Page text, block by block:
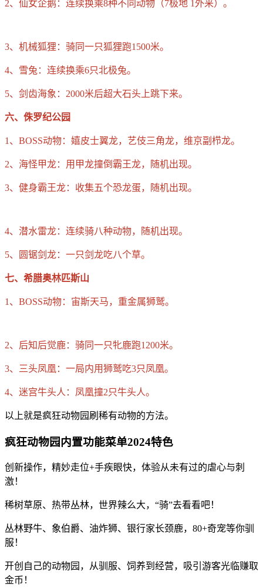
2、仙女企鹅：连续换乘8种不同动物（7极地 1外来）。
3、机械狐狸：骑同一只狐狸跑1500米。
4、雪兔：连续换乘6只北极兔。
5、剑齿海象：2000米后超大石头上跳下来。
六、侏罗纪公园
1、BOSS动物：嬉皮士翼龙，艺伎三角龙，维京副栉龙。
2、海怪甲龙：用甲龙撞倒霸王龙，随机出现。
3、健身霸王龙：收集五个恐龙蛋，随机出现。
4、潜水雷龙：连续骑八种动物，随机出现。
5、圆锯剑龙：一只剑龙吃八个草。
七、希腊奥林匹斯山
1、BOSS动物：宙斯天马，重金属狮鹫。
2、后知后觉鹿：骑同一只牝鹿跑1200米。
3、三头凤凰：一局内用狮鹫吃3只凤凰。
4、迷宫牛头人：凤凰撞2只牛头人。
以上就是疯狂动物园刷稀有动物的方法。
疯狂动物园内置功能菜单2024特色
创新操作，精妙走位+手疾眼快，体验从未有过的虐心与刺
激！
稀树草原、热带丛林，世界辣么大，“骑”去看看吧！
丛林野牛、象伯爵、油炸狮、银行家长颈鹿，80+奇宠等你驯
服！
开创自己的动物园，从驯服、饲养到经营，吸引游客光临赚取
金币！